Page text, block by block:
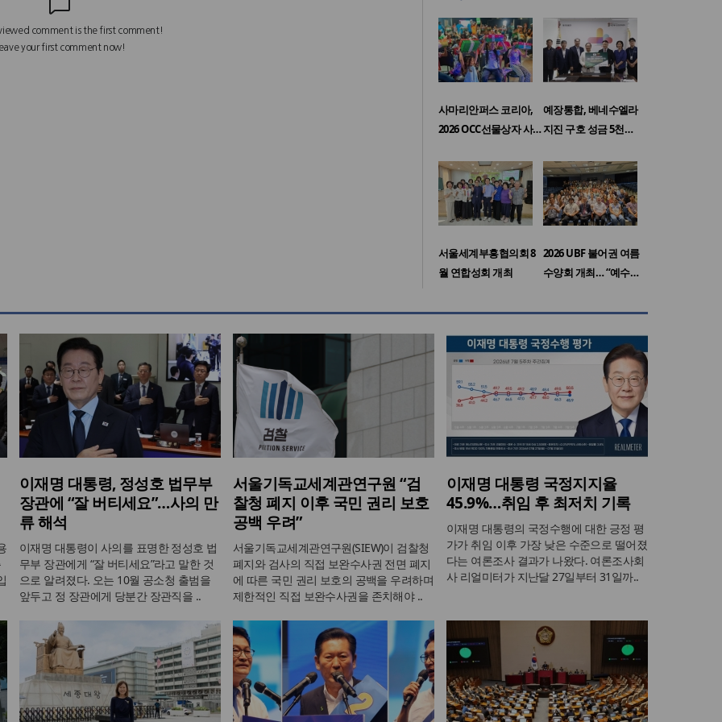
사마리안퍼스 코리아,
2026 OCC선물상자 사…
예장통합, 베네수엘라
지진 구호 성금 5천…
서울세계부흥협의회 8
월 연합성회 개최
2026 UBF 불어권 여름
수양회 개최… “예수…
이재명 대통령, 정성호 법무부
장관에 “잘 버티세요”…사의 만
류 해석
이재명 대통령이 사의를 표명한 정성호 법
무부 장관에게 “잘 버티세요”라고 말한 것
으로 알려졌다. 오는 10월 공소청 출범을
앞두고 정 장관에게 당분간 장관직을 ..
서울기독교세계관연구원 “검
찰청 폐지 이후 국민 권리 보호
공백 우려”
서울기독교세계관연구원(SIEW)이 검찰청
폐지와 검사의 직접 보완수사권 전면 폐지
에 따른 국민 권리 보호의 공백을 우려하며
제한적인 직접 보완수사권을 존치해야 ..
이재명 대통령 국정지지율
45.9%…취임 후 최저치 기록
이재명 대통령의 국정수행에 대한 긍정 평
가가 취임 이후 가장 낮은 수준으로 떨어졌
다는 여론조사 결과가 나왔다. 여론조사회
사 리얼미터가 지난달 27일부터 31일까..